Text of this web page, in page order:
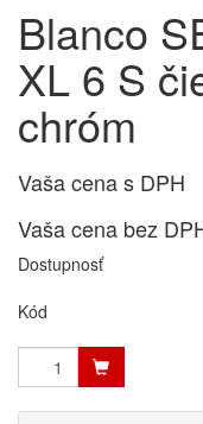
Blanco
XL 6 S
chróm
Vaša cena s DPH
Vaša cena bez
Dostupnosť
Kód